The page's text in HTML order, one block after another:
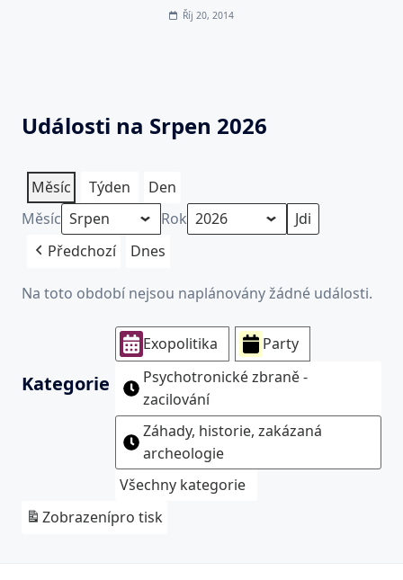
Říj 20, 2014
Události na Srpen 2026
Měsíc Týden
Den
Měsíc
Rok
Předchozí
Dnes
Na toto období nejsou naplánovány žádné události.
Kategorie
Exopolitika
Party
Psychotronické zbraně -
zacilování
Záhady, historie, zakázaná
archeologie
Všechny kategorie
Zobrazenípro tisk